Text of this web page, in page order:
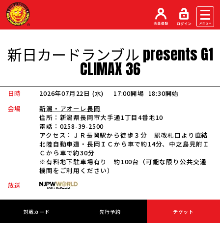
新日カードランブル presents G1
CLIMAX 36
日時 2026年07月22日 (水) 17:00開場 18:30開始
会場
新潟・アオーレ長岡
住所： 新潟県長岡市大手通1丁目4番地10
電話： 0258-39-2500
アクセス： ＪＲ長岡駅から徒歩３分 駅改札口より直結
北陸自動車道・長岡ＩＣから車で約14分、中之島見附Ｉ
Ｃから車で約30分
※有料地下駐車場有り 約100台（可能な限り公共交通
機関をご利用ください）
放送
対戦カード 先行予約 チケット